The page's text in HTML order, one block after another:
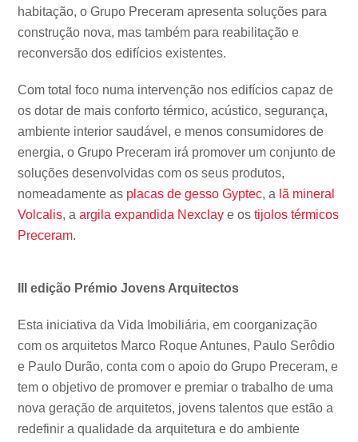
habitação, o Grupo Preceram apresenta soluções para
construção nova, mas também para reabilitação e
reconversão dos edifícios existentes.
Com total foco numa intervenção nos edifícios capaz de
os dotar de mais conforto térmico, acústico, segurança,
ambiente interior saudável, e menos consumidores de
energia, o Grupo Preceram irá promover um conjunto de
soluções desenvolvidas com os seus produtos,
nomeadamente as placas de gesso Gyptec, a lã mineral
Volcalis, aargila expandida Nexclay e ostijolos térmicos
Preceram.
III edição Prémio Jovens Arquitectos
Esta iniciativa da Vida Imobiliária, em coorganização
com os arquitetos Marco Roque Antunes, Paulo Serôdio
e Paulo Durão, conta com o apoio do Grupo Preceram, e
tem o objetivo de promover e premiar o trabalho de uma
nova geração de arquitetos, jovens talentos que estão a
redefinir a qualidade da arquitetura e do ambiente